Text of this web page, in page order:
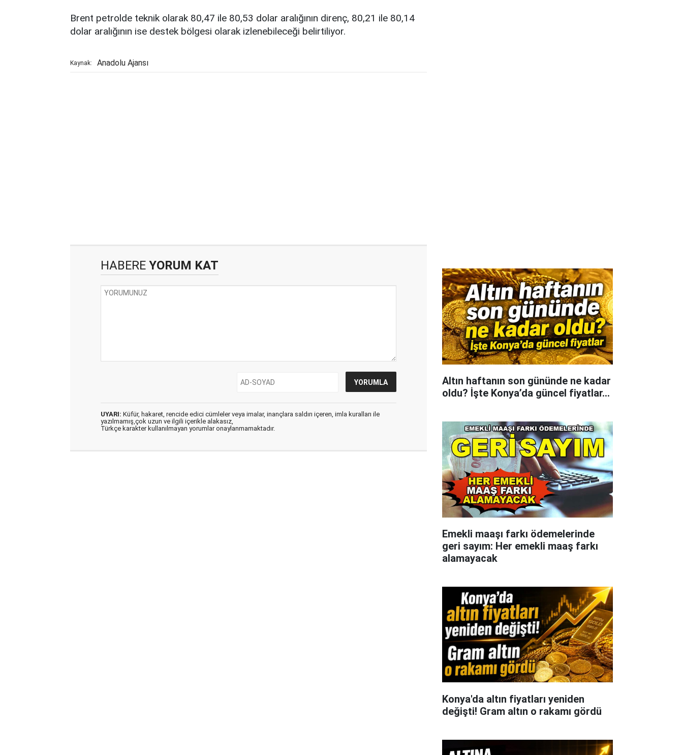
Brent petrolde teknik olarak 80,47 ile 80,53 dolar aralığının direnç, 80,21 ile 80,14
dolar aralığının ise destek bölgesi olarak izlenebileceği belirtiliyor.
Kaynak: Anadolu Ajansı
HABERE YORUM KAT
UYARI: Küfür, hakaret, rencide edici cümleler veya imalar, inançlara saldırı içeren, imla kuralları ile
yazılmamış,çok uzun ve ilgili içerikle alakasız,
Türkçe karakter kullanılmayan yorumlar onaylanmamaktadır.
Altın haftanın son gününde ne kadar
oldu? İşte Konya’da güncel fiyatlar...
Emekli maaşı farkı ödemelerinde
geri sayım: Her emekli maaş farkı
alamayacak
Konya'da altın fiyatları yeniden
değişti! Gram altın o rakamı gördü